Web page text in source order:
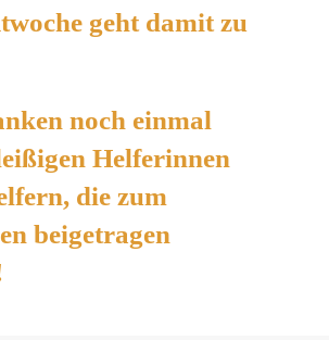
geht damit zu
noch einmal
Helferinnen
die zum
beigetragen